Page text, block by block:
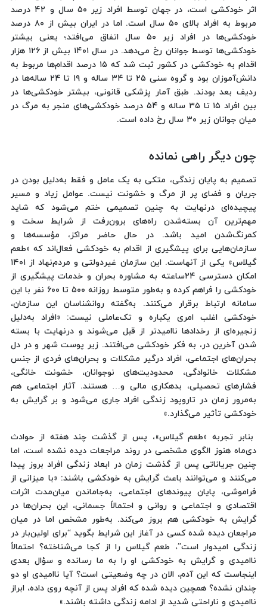
اثر خودکشی است، در جهان توسط افراد زیر ۵۰ سال و ۴۲ درصد
مربوط به افراد بالای ۵۰ سال است. اما در ایران بیش از ۸۰ درصد
خودکشی‌ها در افراد زیر ۵۰ سال اتفاق می‌افتد؛ یعنی بیشتر
خودکشی‌ها توسط جوانان رخ می‌دهد. در سال ۱۴۰۱ بیش‌ از ۱۲۶ هزار
اقدام به خودکشی در کشور ثبت شد که ۱۵ درصد اقدام‌ها مربوط به
دانش‌آموزان بود و گروه سنی ۲۵ تا ۳۴ ساله و ۱۹ تا ۲۴ ساله‌ها در
ردیف بعد بودند. طبق آمار پزشکی قانونی، بیشتر خودکشی‌ها در
بین افراد ۱۵ تا ۳۵ ساله و ۵۴ درصد خودکشی‌های منجر به مرگ در
میان جوانان زیر ۳۰ سال رخ داده است.
چون دیگر راهی نمانده
تصمیم به پایان زندگی، متکی به یک عامل و فقط به‌دلیل بودن در
جریان و فضای پر از مرگ و خشونت نیست. عوامل زیاد و مسیر
پیچیده‌ای درنهایت به چنین تصمیمی ختم می‌شود که شاید
مهم‌ترین آن بسته‌شدن راه‌های برون‌رفت از شرایط سخت و
کمرنگ‌شدن امید باشد. در حال‌ حاضر مراکز، مؤسسه‌ها و
سازمان‌هایی برای پیشگیری از اقدام به خودکشی فعال‌اند که «طعم
گیلاس» یکی از آنهاست. این سازمان غیردولتی و مردم‌نهاد از ۱۴۰۱
امکان دسترسی ۲۴ساعته به مشاوره بحران و خدمات پیشگیری از
خودکشی را فراهم کرده‌ و به‌طور متوسط روزانه ۵۰۰ تا ۶۰۰ نفر با این
سامانه ارتباط برقرار می‌کنند. به‌گفته روانشناسان این سازمان،
خودکشی اغلب امری یکباره و تک‌عاملی نیست: «افراد به‌دلیل
زنجیره‌ای از رخدادها ناامیدتر از قبل می‌شوند و درنهایت با بسته
شدن آخرین در، به فکر خودکشی می‌افتند. زیر پوست شهر و در دل
بحران‌های اجتماعی، افراد درگیر مشکلات و بحران‌های فردی از جنس
مشکلات خانوادگی، محدودیت‌های نوجوانان، خشونت خانگی،
فشارهای تحصیلی، بدهکاری‌ مالی و… هستند. آثار اجتماعی هم
به‌مرور زمان در تاروپود زندگی افراد جاری می‌شود و بر گرایش به
خودکشی تأثیر می‌گذارد.»
بنابر تجربه «طعم گیلاس»، پس از گذشت چند هفته از حوادث
دی‌ماه هنوز الگوی مشخصی در روند مراجعات دیده نشده است، اما
چنین جریاناتی پس از گذشت زمان در ابعاد زندگی افراد بروز پیدا
می‌کنند و می‌توانند باعث گرایش به خودکشی باشند: «با میزانی از
فراموشی، پایان پیوندهای اجتماعی، به‌جاماندن میان‌مدت اثرات
اقتصادی و اجتماعی و روانی و احتمالاً جسمانی، این بحران‌ها در
گرایش به خودکشی هم بروز می‌کند. به‌طور مشخص اما در میان
مراجعان دیده شده کسی در آغاز این شرایط بگوید “برای اولین‌بار در
زندگی امیدوار است”، طعم گیلاس را از کجا می‌شناخته؟ احتمالاً
ناامیدی و گرایش به خودکشی او را به ما رسانده و سؤال بعدی
اینجاست که این آدم، الان در چه وضعیتی است؟ آیا ناامیدی او دو
چندان نشده؟ همچین دیده شده که افراد پس از آنچه روی داده، ابراز
ناامیدی و ناراحتی شدید از ادامه زندگی داشته باشند.»